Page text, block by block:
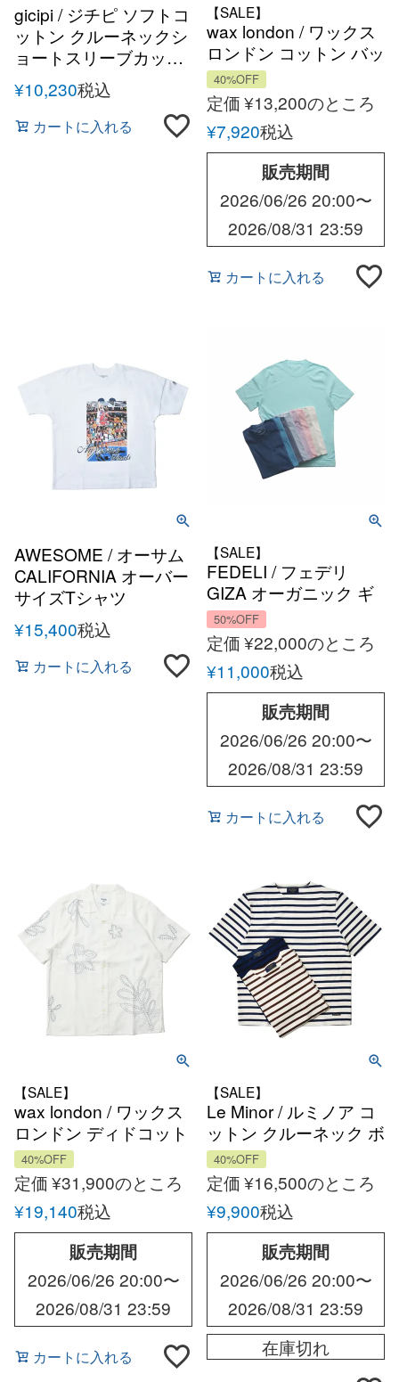
gicipi / ジチピ ソフトコ
ットン クルーネックシ
ョートスリーブカット
¥10,230税込
カートに入れる
【SALE】
wax london / ワックス
ロンドン コットン バッ
40%OFF
定価¥13,200のところ
¥7,920税込
販売期間
2026/06/26 20:00〜
2026/08/31 23:59
カートに入れる
AWESOME / オーサム
CALIFORNIA オーバー
サイズTシャツ
¥15,400税込
カートに入れる
【SALE】
FEDELI / フェデリ
GIZA オーガニック ギ
ザ コットン S/S クルー
ネック カットソー
EXTREME-MM-
JERSEY GIZA
ORGANIC DUSTY 無
地 Tシャツ MADE IN
ITARY
50%OFF
定価¥22,000のところ
¥11,000税込
販売期間
2026/06/26 20:00〜
2026/08/31 23:59
カートに入れる
【SALE】
wax london / ワックス
ロンドン ディドコット
エンブロイダリー オー
プンカラーシャツ
40%OFF
定価¥31,900のところ
¥19,140税込
販売期間
2026/06/26 20:00〜
2026/08/31 23:59
カートに入れる
【SALE】
Le Minor / ルミノア コ
ットン クルーネック ボ
ーダーショートスリー
ブカットソー バスク
シャツ フランス
40%OFF
定価¥16,500のところ
¥9,900税込
販売期間
2026/06/26 20:00〜
2026/08/31 23:59
在庫切れ